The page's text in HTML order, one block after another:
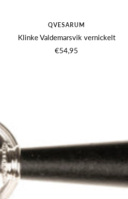
QVESARUM
Klinke Valdemarsvik vernickelt
Angebotspreis
€54,95